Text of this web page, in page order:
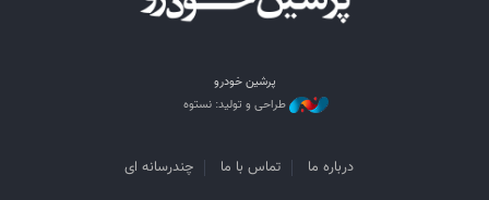
پرشین خودرو
طراحی و تولید: نستوه
درباره ما تماس با ما چندرسانه ای